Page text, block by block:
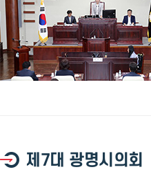
제7대 광명시의회